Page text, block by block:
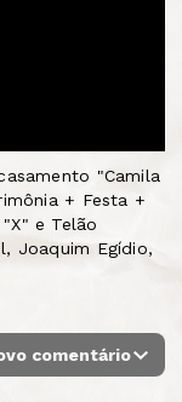
"Camila
+ Festa +
e Telão
Joaquim Egídio,
comentário